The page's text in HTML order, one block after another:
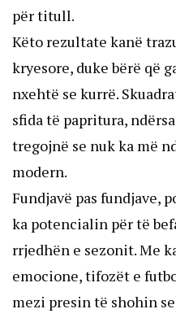
për titull.
Këto rezultate kanë
kryesore, duke bërë që
nxehtë se kurrë.
sfida të papritura,
tregojnë se nuk ka më
modern.
Fundjavë pas fundjave,
ka potencialin për të
rrjedhën e sezonit. Me
emocione, tifozët e
mezi presin të shohin